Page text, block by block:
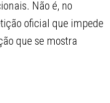
Não é, no
oficial que impede
que se mostra